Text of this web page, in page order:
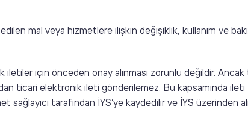
mal veya hizmetlere ilişkin değişiklik, kullanım ve
iletiler için önceden onay alınması zorunlu değildir.
ticari elektronik ileti gönderilemez. Bu kapsamında ileti
tarafından İYS’ye kaydedilir ve İYS üzerinden